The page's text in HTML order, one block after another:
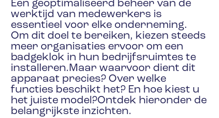
Een geoptimaliseerd beheer van de
werktijd van medewerkers is
essentieel voor elke onderneming.
Om dit doel te bereiken, kiezen steeds
meer organisaties ervoor om een
badgeklok in hun bedrijfsruimtes te
installeren.Maar waarvoor dient dit
apparaat precies? Over welke
functies beschikt het? En hoe kiest u
het juiste model?Ontdek hieronder de
belangrijkste inzichten.